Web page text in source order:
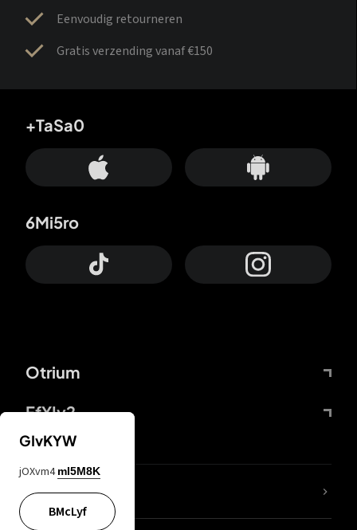
Eenvoudig retourneren
Gratis verzending vanaf €150
Otrium
FfYIy2
+TaSa0
6Mi5ro
KIjvtr
GIvKYW
jOXvm4 mI5M8K
BMcLyf